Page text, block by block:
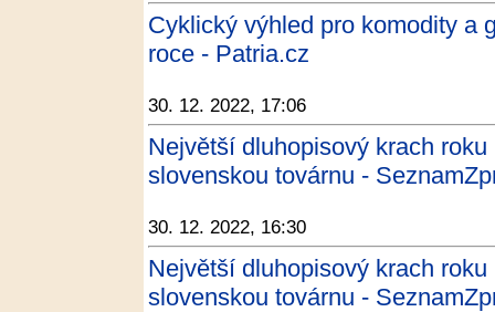
Cyklický výhled pro komodity a
roce - Patria.cz
30. 12. 2022, 17:06
Největší dluhopisový krach roku
slovenskou továrnu -
30. 12. 2022, 16:30
Největší dluhopisový krach roku
slovenskou továrnu -